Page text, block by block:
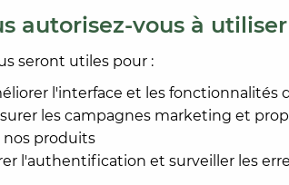
REVÊTEMENT
OUTILLAGE
SYNTHÉTIQUE
GAZON
autorisez-vous à
seront utiles pour :
l'interface et les fonctionnalités
les campagnes marketing et
nos produits
l'authentification et surveiller les